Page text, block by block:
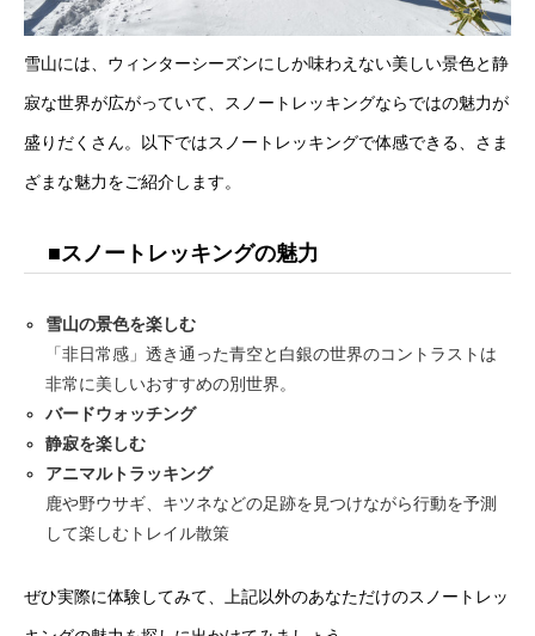
雪山には、ウィンターシーズンにしか味わえない美しい景色と静
寂な世界が広がっていて、スノートレッキングならではの魅力が
盛りだくさん。以下ではスノートレッキングで体感できる、さま
ざまな魅力をご紹介します。
■スノートレッキングの魅力
雪山の景色を楽しむ
「非日常感」透き通った青空と白銀の世界のコントラストは
非常に美しいおすすめの別世界。
バードウォッチング
静寂を楽しむ
アニマルトラッキング
鹿や野ウサギ、キツネなどの足跡を見つけながら行動を予測
して楽しむトレイル散策
ぜひ実際に体験してみて、上記以外のあなただけのスノートレッ